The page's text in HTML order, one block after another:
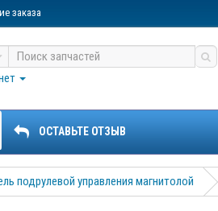
заказа
ОСТАВЬТЕ ОТЗЫВ
подрулевой управления магнитолой